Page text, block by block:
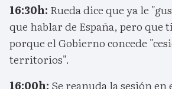
16:30h: Rueda dice que ya le
que hablar de España, pero que
porque el Gobierno concede
territorios".
16:00h: Se reanuda la sesión